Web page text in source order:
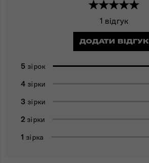
1 відгук
ДОДАТИ ВІДГУК
5 зірок
4 зірки
3 зірки
2 зірки
1 зірка